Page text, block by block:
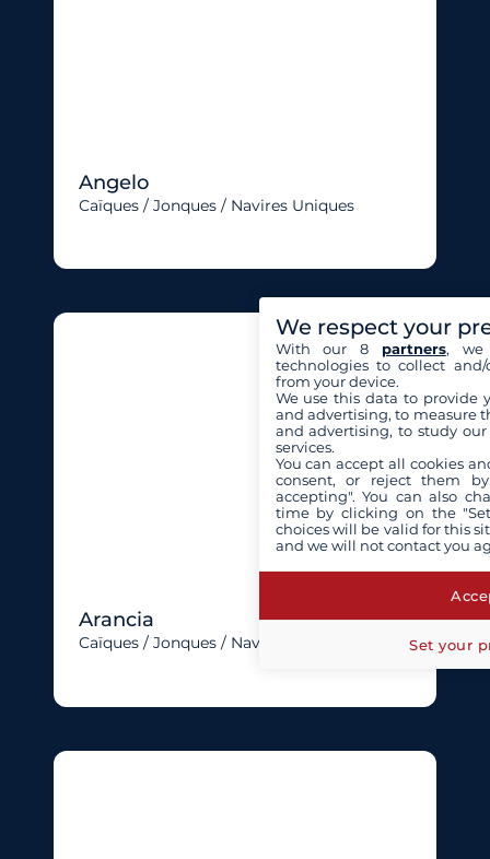
Angelo
Caïques / Jonques / Navires Uniques
Arancia
Caïques / Jonques / Navires Uniques
We respect your
With our 8 partners, we
technologies to collect
from your device.
We use this data to provide
and advertising, to measure
and advertising, to study
services.
You can accept all cookies
consent, or reject them
accepting". You can also
time by clicking on the
choices will be valid for this
and we will not contact you
Set your